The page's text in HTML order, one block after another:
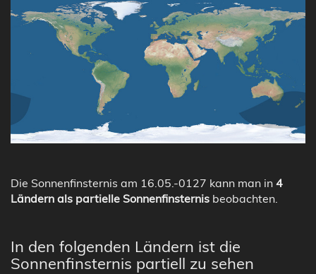
Die Sonnenfinsternis am 16.05.-0127 kann man in 4
Ländern als partielle Sonnenfinsternis beobachten.
In den folgenden Ländern ist die
Sonnenfinsternis partiell zu sehen